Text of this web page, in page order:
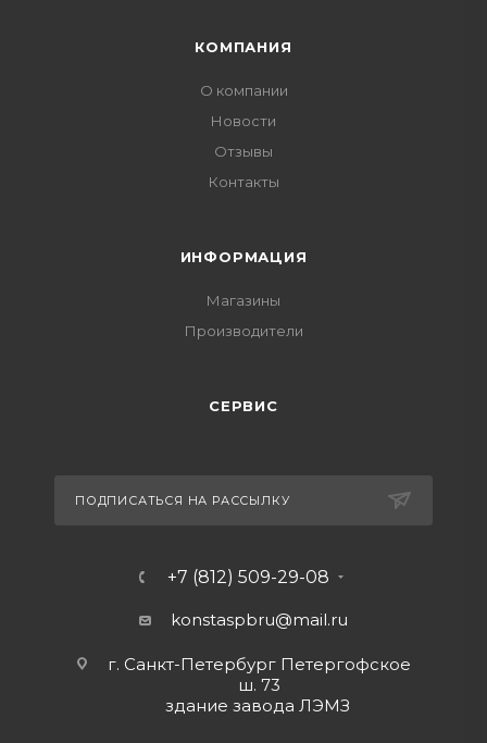
КОМПАНИЯ
О компании
Новости
Отзывы
Контакты
ИНФОРМАЦИЯ
Магазины
Производители
СЕРВИС
ПОДПИСАТЬСЯ НА РАССЫЛКУ
+7 (812) 509-29-08
konstaspbru@mail.ru
г. Санкт-Петербург Петергофское
ш. 73
здание завода ЛЭМЗ